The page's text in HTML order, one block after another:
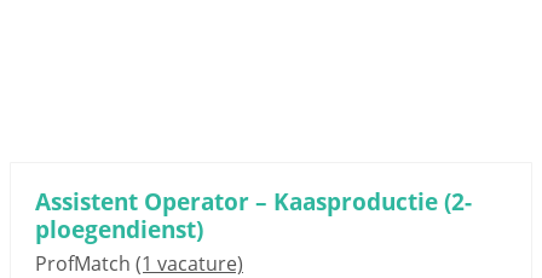
Assistent Operator – Kaasproductie (2-
ploegendienst)
ProfMatch (1 vacature)